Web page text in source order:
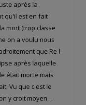
après la
qu'il est en fait
mort (trop classe
on a voulu nous
que Re-l
après laquelle
était morte mais
Vu que c'est le
y croit moyen…